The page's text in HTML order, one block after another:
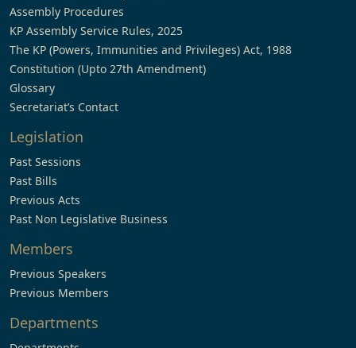
Assembly Procedures
KP Assembly Service Rules, 2025
The KP (Powers, Immunities and Privileges) Act, 1988
Constitution (Upto 27th Amendment)
Glossary
Secretariat’s Contact
Legislation
Past Sessions
Past Bills
Previous Acts
Past Non Legislative Business
Members
Previous Speakers
Previous Members
Departments